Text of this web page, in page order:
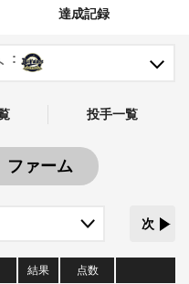
達成記録
投手一覧
ファーム
次
結果 点数